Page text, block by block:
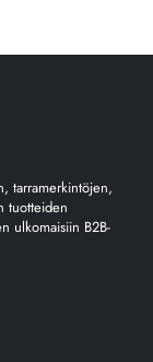
tarramerkintöjen,
tuotteiden
ulkomaisiin B2B-